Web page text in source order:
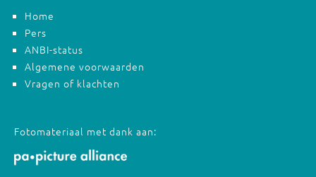
Home
Pers
ANBI-status
Algemene voorwaarden
Vragen of klachten
Fotomateriaal met dank aan: